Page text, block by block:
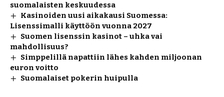
suomalaisten keskuudessa
Kasinoiden uusi aikakausi Suomessa:
Lisenssimalli käyttöön vuonna 2027
Suomen lisenssin kasinot – uhka vai
mahdollisuus?
Simppelillä napattiin lähes kahden miljoonan
euron voitto
Suomalaiset pokerin huipulla